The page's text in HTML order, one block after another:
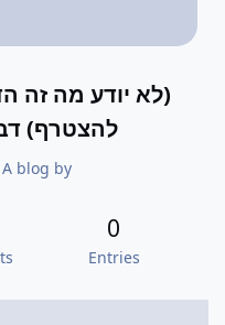
(לא יודע מה זה
להצטרף)
A blog by
0
Entries